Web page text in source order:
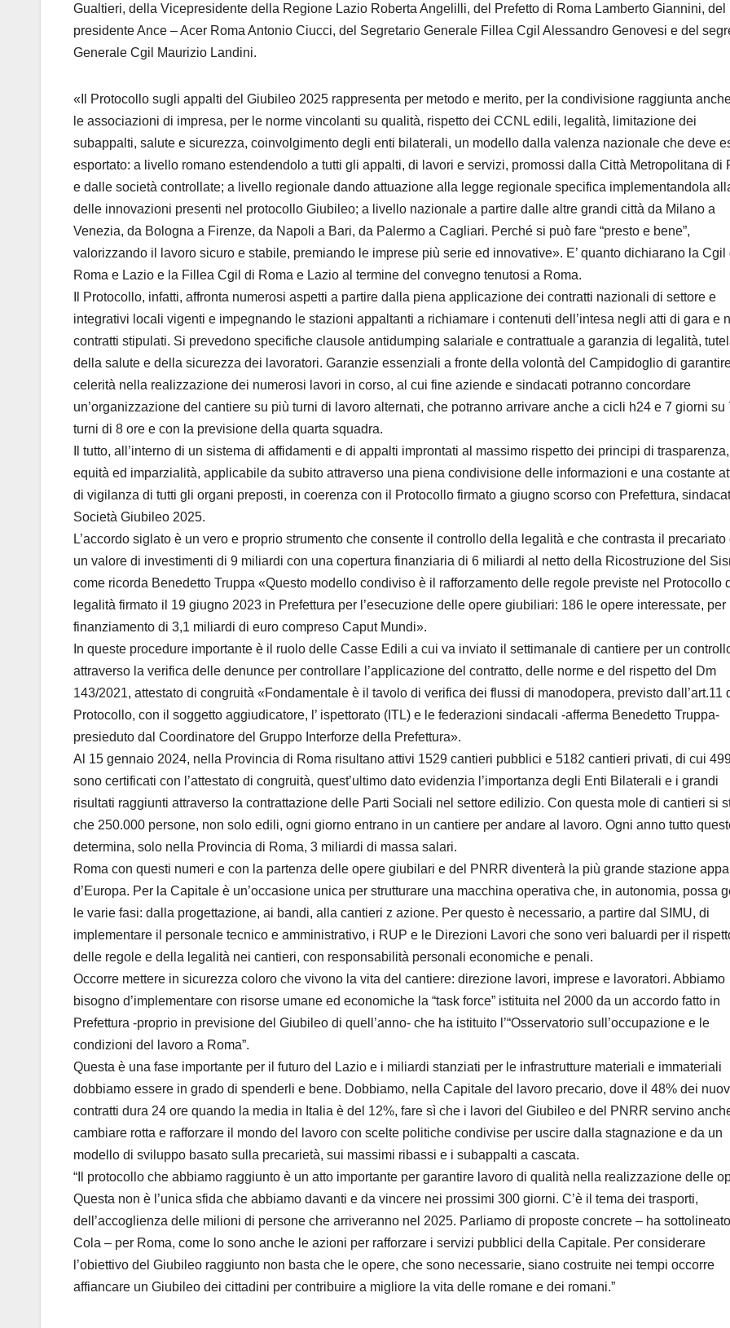
Gualtieri, della Vicepresidente della Regione Lazio Roberta Angelilli, del Prefetto di Roma Lamberto Giannini, del
presidente Ance – Acer Roma Antonio Ciucci, del Segretario Generale Fillea Cgil Alessandro Genovesi e del
Generale Cgil Maurizio Landini.
«Il Protocollo sugli appalti del Giubileo 2025 rappresenta per metodo e merito, per la condivisione raggiunta
le associazioni di impresa, per le norme vincolanti su qualità, rispetto dei CCNL edili, legalità, limitazione dei
subappalti, salute e sicurezza, coinvolgimento degli enti bilaterali, un modello dalla valenza nazionale che deve
esportato: a livello romano estendendolo a tutti gli appalti, di lavori e servizi, promossi dalla Città Metropolitana di
e dalle società controllate; a livello regionale dando attuazione alla legge regionale specifica implementandola
delle innovazioni presenti nel protocollo Giubileo; a livello nazionale a partire dalle altre grandi città da Milano a
Venezia, da Bologna a Firenze, da Napoli a Bari, da Palermo a Cagliari. Perché si può fare “presto e bene”,
valorizzando il lavoro sicuro e stabile, premiando le imprese più serie ed innovative». E’ quanto dichiarano la Cgil
Roma e Lazio e la Fillea Cgil di Roma e Lazio al termine del convegno tenutosi a Roma.
Il Protocollo, infatti, affronta numerosi aspetti a partire dalla piena applicazione dei contratti nazionali di settore e
integrativi locali vigenti e impegnando le stazioni appaltanti a richiamare i contenuti dell’intesa negli atti di gara e
contratti stipulati. Si prevedono specifiche clausole antidumping salariale e contrattuale a garanzia di legalità,
della salute e della sicurezza dei lavoratori. Garanzie essenziali a fronte della volontà del Campidoglio di
celerità nella realizzazione dei numerosi lavori in corso, al cui fine aziende e sindacati potranno concordare
un’organizzazione del cantiere su più turni di lavoro alternati, che potranno arrivare anche a cicli h24 e 7 giorni su
turni di 8 ore e con la previsione della quarta squadra.
Il tutto, all’interno di un sistema di affidamenti e di appalti improntati al massimo rispetto dei principi di trasparenza,
equità ed imparzialità, applicabile da subito attraverso una piena condivisione delle informazioni e una costante
di vigilanza di tutti gli organi preposti, in coerenza con il Protocollo firmato a giugno scorso con Prefettura,
Società Giubileo 2025.
L’accordo siglato è un vero e proprio strumento che consente il controllo della legalità e che contrasta il precariato
un valore di investimenti di 9 miliardi con una copertura finanziaria di 6 miliardi al netto della Ricostruzione del
come ricorda Benedetto Truppa «Questo modello condiviso è il rafforzamento delle regole previste nel Protocollo
legalità firmato il 19 giugno 2023 in Prefettura per l’esecuzione delle opere giubiliari: 186 le opere interessate, per
finanziamento di 3,1 miliardi di euro compreso Caput Mundi».
In queste procedure importante è il ruolo delle Casse Edili a cui va inviato il settimanale di cantiere per un
attraverso la verifica delle denunce per controllare l’applicazione del contratto, delle norme e del rispetto del Dm
143/2021, attestato di congruità «Fondamentale è il tavolo di verifica dei flussi di manodopera, previsto dall’art.11
Protocollo, con il soggetto aggiudicatore, l’ ispettorato (ITL) e le federazioni sindacali -afferma Benedetto Truppa-
presieduto dal Coordinatore del Gruppo Interforze della Prefettura».
Al 15 gennaio 2024, nella Provincia di Roma risultano attivi 1529 cantieri pubblici e 5182 cantieri privati, di cui
sono certificati con l’attestato di congruità, quest’ultimo dato evidenzia l’importanza degli Enti Bilaterali e i grandi
risultati raggiunti attraverso la contrattazione delle Parti Sociali nel settore edilizio. Con questa mole di cantieri si
che 250.000 persone, non solo edili, ogni giorno entrano in un cantiere per andare al lavoro. Ogni anno tutto
determina, solo nella Provincia di Roma, 3 miliardi di massa salari.
Roma con questi numeri e con la partenza delle opere giubilari e del PNRR diventerà la più grande stazione
d’Europa. Per la Capitale è un’occasione unica per strutturare una macchina operativa che, in autonomia, possa
le varie fasi: dalla progettazione, ai bandi, alla cantieri z azione. Per questo è necessario, a partire dal SIMU, di
implementare il personale tecnico e amministrativo, i RUP e le Direzioni Lavori che sono veri baluardi per il
delle regole e della legalità nei cantieri, con responsabilità personali economiche e penali.
Occorre mettere in sicurezza coloro che vivono la vita del cantiere: direzione lavori, imprese e lavoratori. Abbiamo
bisogno d’implementare con risorse umane ed economiche la “task force” istituita nel 2000 da un accordo fatto in
Prefettura -proprio in previsione del Giubileo di quell’anno- che ha istituito l’“Osservatorio sull’occupazione e le
condizioni del lavoro a Roma”.
Questa è una fase importante per il futuro del Lazio e i miliardi stanziati per le infrastrutture materiali e immateriali
dobbiamo essere in grado di spenderli e bene. Dobbiamo, nella Capitale del lavoro precario, dove il 48% dei
contratti dura 24 ore quando la media in Italia è del 12%, fare sì che i lavori del Giubileo e del PNRR servino
cambiare rotta e rafforzare il mondo del lavoro con scelte politiche condivise per uscire dalla stagnazione e da un
modello di sviluppo basato sulla precarietà, sui massimi ribassi e i subappalti a cascata.
“Il protocollo che abbiamo raggiunto è un atto importante per garantire lavoro di qualità nella realizzazione delle
Questa non è l’unica sfida che abbiamo davanti e da vincere nei prossimi 300 giorni. C’è il tema dei trasporti,
dell’accoglienza delle milioni di persone che arriveranno nel 2025. Parliamo di proposte concrete – ha
Cola – per Roma, come lo sono anche le azioni per rafforzare i servizi pubblici della Capitale. Per considerare
l’obiettivo del Giubileo raggiunto non basta che le opere, che sono necessarie, siano costruite nei tempi occorre
affiancare un Giubileo dei cittadini per contribuire a migliore la vita delle romane e dei romani.”